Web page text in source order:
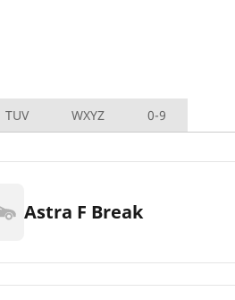
TUV WXYZ 0-9
Astra F Break